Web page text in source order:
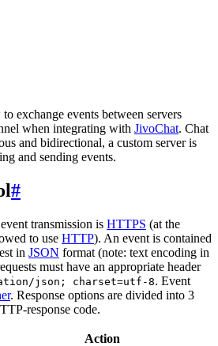
exchange events between servers
when integrating with JivoChat. Chat
and bidirectional, a custom server is
and sending events.
#
transmission is HTTPS (at the
to use HTTP). An event is contained
in JSON format (note: text encoding in
must have an appropriate header
json; charset=utf-8. Event
. Response options are divided into 3
response code.
Action